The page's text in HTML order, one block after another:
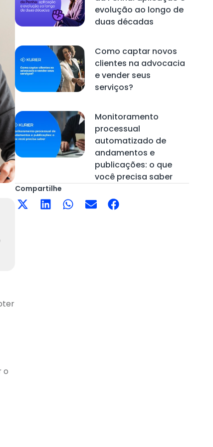
o
evolução ao longo de
duas décadas
Como captar novos
clientes na advocacia
e vender seus
serviços?
Monitoramento
processual
automatizado de
andamentos e
publicações: o que
você precisa saber
Compartilhe